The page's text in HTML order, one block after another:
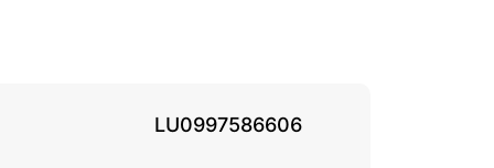
LU0997586606